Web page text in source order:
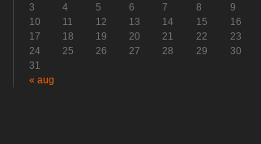
3
4 5 6 7 8
9
10
11 12 13 14 15
16
17
18 19 20 21 22
23
24
25 26 27 28 29
30
31
« aug